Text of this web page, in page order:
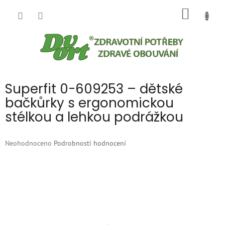
Superfit 0-609253 – dětské
bačkůrky s ergonomickou
stélkou a lehkou podrážkou
Průměrné
Neohodnoceno Podrobnosti hodnocení